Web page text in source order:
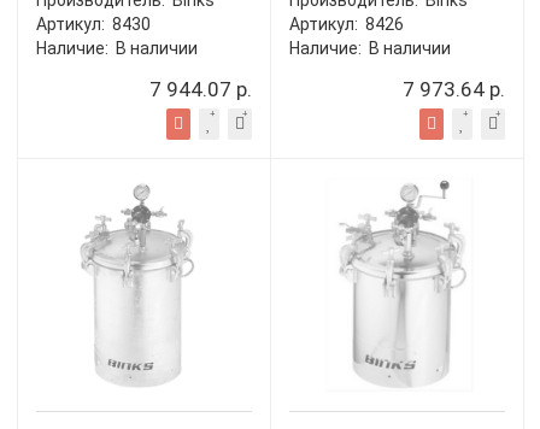
Артикул: 8430
Наличие: В наличии
7 944.07 р.
Артикул: 8426
Наличие: В наличии
7 973.64 р.